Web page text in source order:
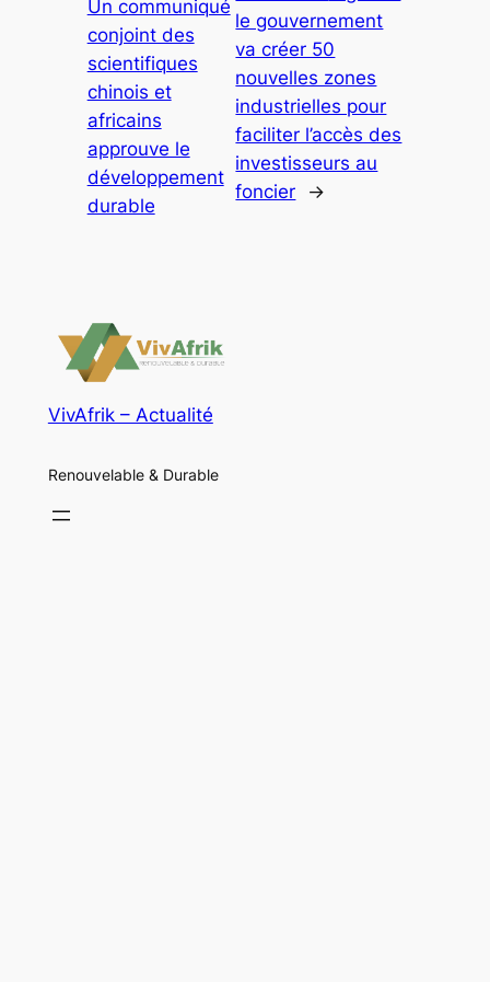
Un communiqué
conjoint des
scientifiques
chinois et
africains
approuve le
développement
durable
le gouvernement
va créer 50
nouvelles zones
industrielles pour
faciliter l’accès des
investisseurs au
foncier
→
VivAfrik – Actualité
Renouvelable & Durable